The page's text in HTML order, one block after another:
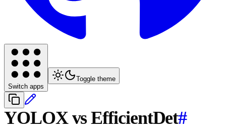
Switch apps
Toggle theme
YOLOX vs EfficientDet#